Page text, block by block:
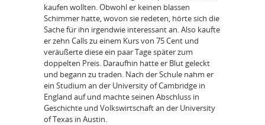
kaufen wollten. Obwohl er keinen blassen
Schimmer hatte, wovon sie redeten, hörte sich die
Sache für ihn irgendwie interessant an. Also kaufte
er zehn Calls zu einem Kurs von 75 Cent und
veräußerte diese ein paar Tage später zum
doppelten Preis. Daraufhin hatte er Blut geleckt
und begann zu traden. Nach der Schule nahm er
ein Studium an der University of Cambridge in
England auf und machte seinen Abschluss in
Geschichte und Volkswirtschaft an der University
of Texas in Austin.